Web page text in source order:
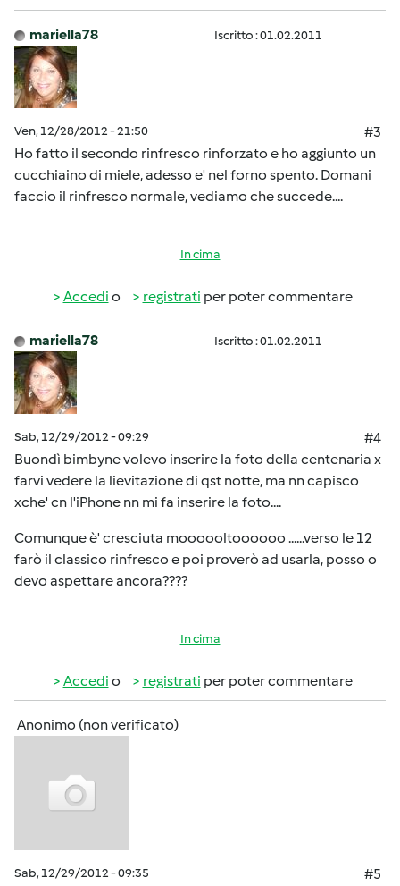
mariella78 Iscritto : 01.02.2011
Ven, 12/28/2012 - 21:50
#3
Ho fatto il secondo rinfresco rinforzato e ho aggiunto un
cucchiaino di miele, adesso e' nel forno spento. Domani
faccio il rinfresco normale, vediamo che succede....
In cima
Accedi o registrati per poter commentare
mariella78 Iscritto : 01.02.2011
Sab, 12/29/2012 - 09:29
#4
Buondì bimbyne volevo inserire la foto della centenaria x
farvi vedere la lievitazione di qst notte, ma nn capisco
xche' cn l'iPhone nn mi fa inserire la foto....
Comunque è' cresciuta moooooltoooooo ......verso le 12
farò il classico rinfresco e poi proverò ad usarla, posso o
devo aspettare ancora????
In cima
Accedi o registrati per poter commentare
Anonimo (non verificato)
Sab, 12/29/2012 - 09:35
#5